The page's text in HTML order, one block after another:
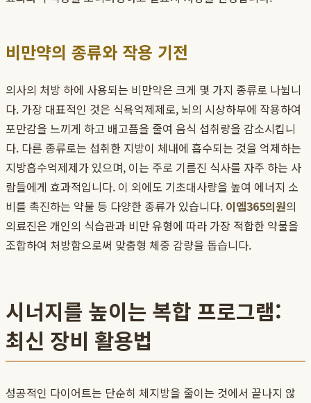
비만약의 종류와 작용 기전
의사의 처방 하에 사용되는 비만약은 크게 몇 가지 종류로 나뉩니
다. 가장 대표적인 것은 식욕억제제로, 뇌의 시상하부에 작용하여
포만감을 느끼게 하고 배고픔을 줄여 음식 섭취량을 감소시킵니
다. 다른 종류로는 섭취한 지방이 체내에 흡수되는 것을 억제하는
지방흡수억제제가 있으며, 이는 주로 기름진 식사를 자주 하는 사
람들에게 효과적입니다. 이 외에도 기초대사량을 높여 에너지 소
비를 촉진하는 약물 등 다양한 종류가 있습니다. 이엠365의원의
의료진은 개인의 식습관과 비만 유형에 따라 가장 적합한 약물을
조합하여 처방함으로써 맞춤형 체중 감량을 돕습니다.
시너지를 높이는 복합 프로그램:
최신 장비 활용법
성공적인 다이어트는 단순히 체지방을 줄이는 것에서 끝나지 않